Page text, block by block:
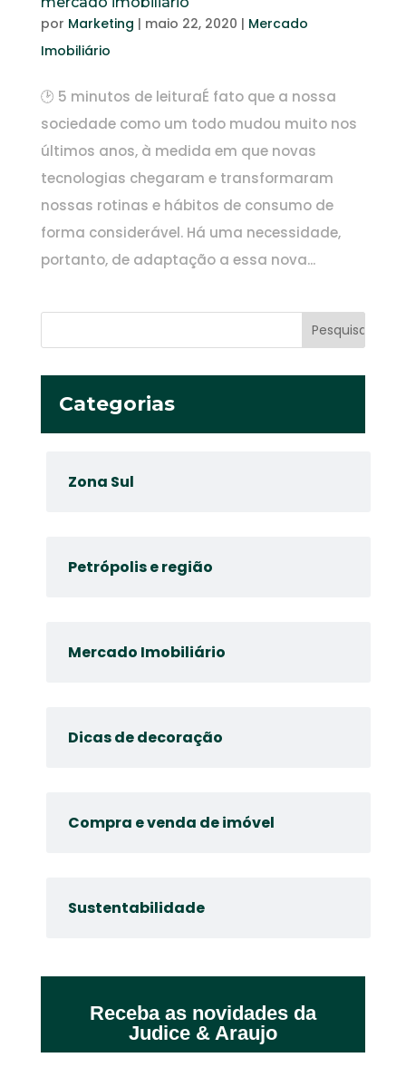
por Marketing | maio 22, 2020 | Mercado
Imobiliário
🕑 5 minutos de leituraÉ fato que a nossa
sociedade como um todo mudou muito nos
últimos anos, à medida em que novas
tecnologias chegaram e transformaram
nossas rotinas e hábitos de consumo de
forma considerável. Há uma necessidade,
portanto, de adaptação a essa nova...
Categorias
Zona Sul
Petrópolis e região
Mercado Imobiliário
Dicas de decoração
Compra e venda de imóvel
Sustentabilidade
Receba as novidades da
Judice & Araujo